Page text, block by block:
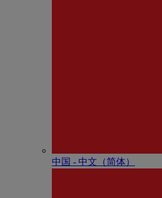
中国 - 中⽂（简体）